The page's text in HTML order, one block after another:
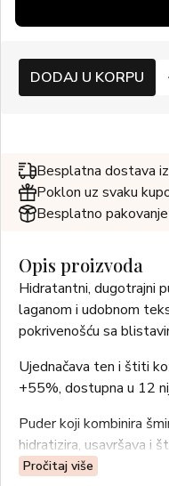
DODAJ U KORPU
Besplatna dostava
Poklon uz svaku
Besplatno pakovanje
Opis proizvoda
Hidratantni, dugotrajni
laganom i udobnom
pokrivenošću sa
Ujednačava ten i štiti
+55%, dostupna u 12
Puder koji kombinira
hidratizira, usavršava i
ujednačenom i
Pročitaj više